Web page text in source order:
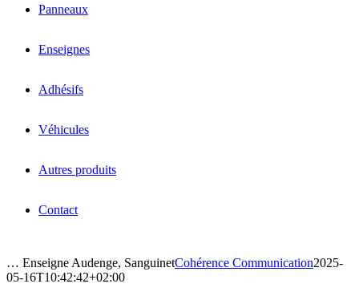
Panneaux
Enseignes
Adhésifs
Véhicules
Autres produits
Contact
… Enseigne Audenge, SanguinetCohérence Communication2025-
05-16T10:42:42+02:00